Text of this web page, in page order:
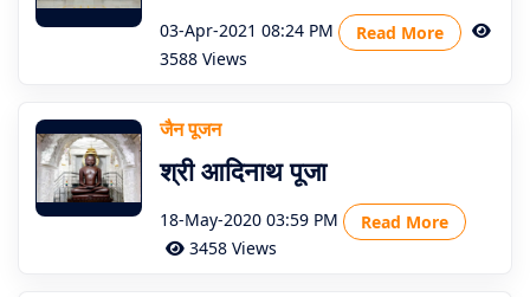
03-Apr-2021 08:24 PM
Read More
3588 Views
जैन पूजन
श्री आदिनाथ पूजा
18-May-2020 03:59 PM
Read More
3458 Views